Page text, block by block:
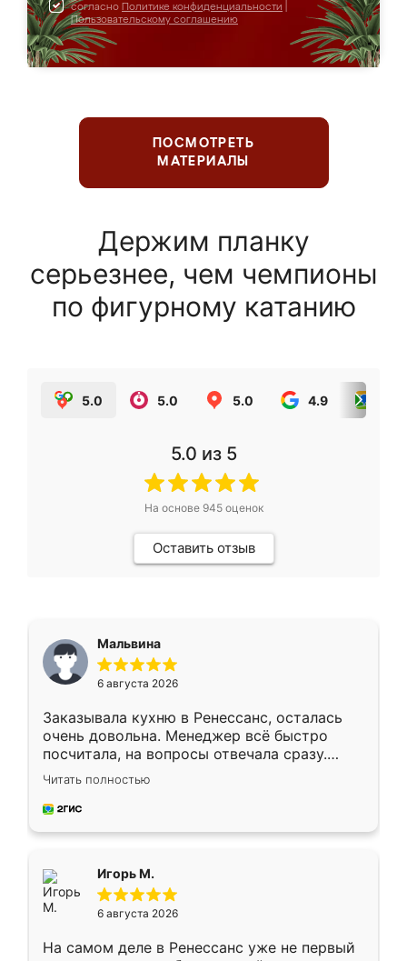
согласно Политике конфиденциальности
Пользовательскому соглашению
ПОСМОТРЕТЬ
МАТЕРИАЛЫ
Держим планку
серьезнее, чем чемпионы
по фигурному катанию
5.0 5.0 5.0 4.9
5.0 из 5
На основе 945оценок
Оставить отзыв
Мальвина
6 августа 2026
Заказывала кухню в Ренессанс, осталась
очень довольна. Менеджер всё быстро
посчитала, на вопросы отвечала сразу.
Замерщик приехал в субботу, подошёл к
делу со всей ответственностью. Собрали
за день, ребята работали аккуратно, даже
Читать полностью
Игорь М.
6 августа 2026
На самом деле в Ренессанс уже не первый